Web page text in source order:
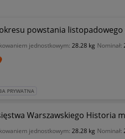
okresu powstania listopadowego
jednostkowym: 28.28 kg Nominał:
PRYWATNA
Warszawskiego Historia
jednostkowym: 28.28 kg Nominał: